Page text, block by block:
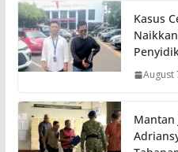
Kasus
August
Mantan